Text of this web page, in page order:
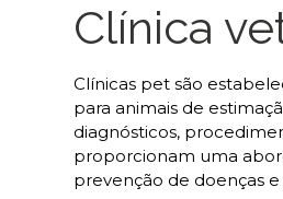
Clínica
Clínicas pet são
para animais de
diagnósticos,
proporcionam uma
prevenção de doenças